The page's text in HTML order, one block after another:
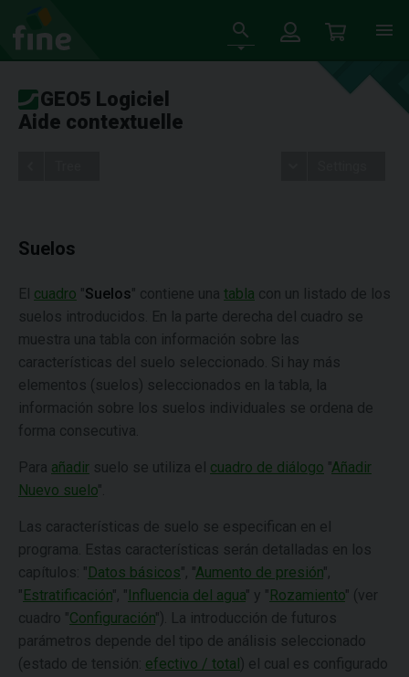
GEO5 Logiciel
Aide contextuelle
Suelos
El cuadro "Suelos" contiene una tabla con un listado de los
suelos introducidos. En la parte derecha del cuadro se
muestra una tabla con información sobre las
características del suelo seleccionado. Si hay más
elementos (suelos) seleccionados en la tabla, la
información sobre los suelos individuales se ordena de
forma consecutiva.
Para añadir suelo se utiliza el cuadro de diálogo "Añadir
Nuevo suelo".
Las características de suelo se especifican en el
programa. Estas características serán detalladas en los
capítulos: "Datos básicos", "Aumento de presión",
"Estratificación", "Influencia del agua" y "Rozamiento" (ver
cuadro "Configuración"). La introducción de futuros
parámetros depende del tipo de análisis seleccionado
(estado de tensión: efectivo / total) el cual es configurado